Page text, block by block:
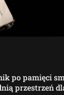
po pamięci
przestrzeń